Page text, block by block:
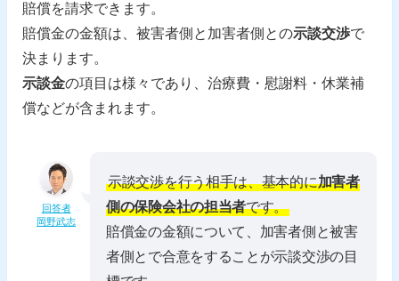
賠償を請求できます。
賠償金の金額は、被害者側と加害者側との示談交渉で
決まります。
示談金の項目は様々であり、治療費・慰謝料・休業補
償などが含まれます。
回答者
岡野武志
示談交渉を行う相手は、基本的に加害者
側の保険会社の担当者です。
賠償金の金額について、加害者側と被害
者側とで合意をすることが示談交渉の目